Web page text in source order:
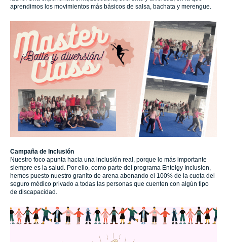
aprendimos los movimientos más básicos de salsa, bachata y merengue.
Campaña de Inclusión
Nuestro foco apunta hacia una inclusión real, porque lo más importante
siempre es la salud. Por ello, como parte del programa Entelgy Inclusion,
hemos puesto nuestro granito de arena abonando el 100% de la cuota del
seguro médico privado a todas las personas que cuenten con algún tipo
de discapacidad.